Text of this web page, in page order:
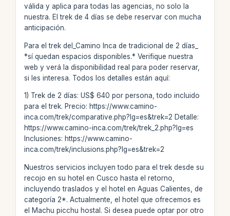
válida y aplica para todas las agencias, no solo la
nuestra. El trek de 4 días se debe reservar con mucha
anticipación.
Para el trek del_Camino Inca de tradicional de 2 días_
*sí quedan espacios disponibles.* Verifique nuestra
web y verá la disponibilidad real para poder reservar,
si les interesa. Todos los detalles están aquí:
1) Trek de 2 días: US$ 640 por persona, todo incluido
para el trek. Precio: https://www.camino-
inca.com/trek/comparative.php?lg=es&trek=2 Detalle:
https://www.camino-inca.com/trek/trek_2.php?lg=es
Inclusiones: https://www.camino-
inca.com/trek/inclusions.php?lg=es&trek=2
Nuestros servicios incluyen todo para el trek desde su
recojo en su hotel en Cusco hasta el retorno,
incluyendo traslados y el hotel en Aguas Calientes, de
categoría 2*. Actualmente, el hotel que ofrecemos es
el Machu picchu hostal. Si desea puede optar por otro